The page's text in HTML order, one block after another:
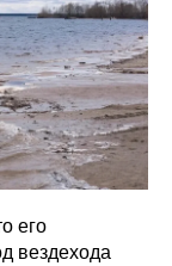
его
вездехода